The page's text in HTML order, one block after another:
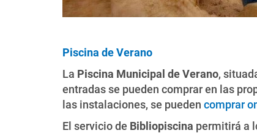
Piscina de Verano
La Piscina Municipal de Verano,
entradas se pueden comprar en las
las instalaciones, se pueden comprar
El servicio de Bibliopiscina permitirá a